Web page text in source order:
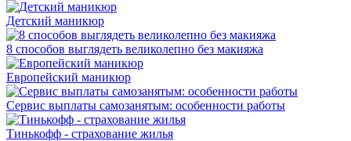
Детский маникюр
8 способов выглядеть великолепно без макияжа
Европейский маникюр
Сервис выплаты самозанятым: особенности работы
Тинькофф - страхование жилья